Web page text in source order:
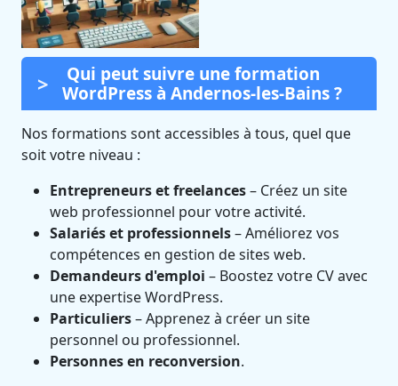
Qui peut suivre une formation
WordPress à Andernos-les-Bains ?
Nos formations sont accessibles à tous, quel que
soit votre niveau :
Entrepreneurs et freelances– Créez un site
web professionnel pour votre activité.
Salariés et professionnels– Améliorez vos
compétences en gestion de sites web.
Demandeurs d'emploi – Boostez votre CV avec
une expertise WordPress.
Particuliers– Apprenez à créer un site
personnel ou professionnel.
Personnes en reconversion.